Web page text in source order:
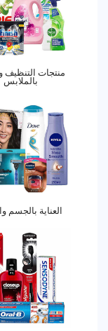
منتجات التنظيف
بالملابس
العناية بالجسم